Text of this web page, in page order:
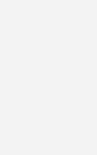
dem ERE
von uns
gebündelt und